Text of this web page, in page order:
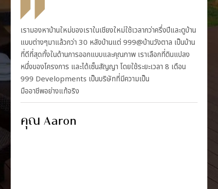
เรามองหาบ้านใหม่ของเราในเชียงใหม่ใช้เวลากว่าครึ่งปีและดูบ้าน
แบบต่างๆมาแล้วกว่า 30 หลังบ้านแต่ 999@บ้านวังตาล เป็นบ้าน
ที่ดีที่สุดทั้งในด้านการออกแบบและคุณภาพ เราเลือกที่ดินแปลง
หนึ่งของโครงการ และได้เซ็นสัญญา โดยใช้ระยะเวลา 8 เดือน
999 Developments เป็นบริษัทที่มีความเป็น
มืออาชีพอย่างแท้จริง
คุณ Aaron